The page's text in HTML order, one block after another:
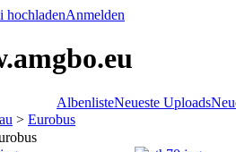
hochladenAnmelden
AlbenlisteNeueste Uploads
> Eurobus